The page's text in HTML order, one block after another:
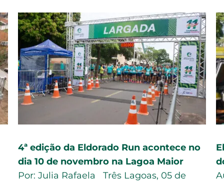
4ª edição da Eldorado Run acontece no
dia 10 de novembro na Lagoa Maior
Por: Julia Rafaela Três Lagoas, 05 de